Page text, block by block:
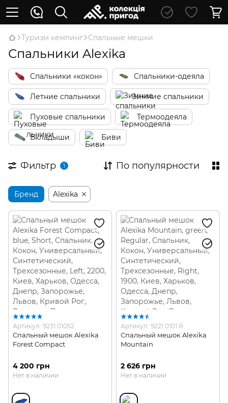
Туризм кемпинг Спальные мешки
Спальники Alexika
Спальники «кокон» Спальники-одеяла
Летние спальники Зимние спальники
Пуховые спальники Термоодеяла
Вкладыши Биви
Фильтр 1 По популярности
Бренд Alexika
Артикул: 9231.01052
Спальный мешок Alexika
Forest Compact
4 200 грн
Нет в наличии
Артикул: 9221.0101.R
Спальный мешок Alexika
Mountain
2 626 грн
Нет в наличии